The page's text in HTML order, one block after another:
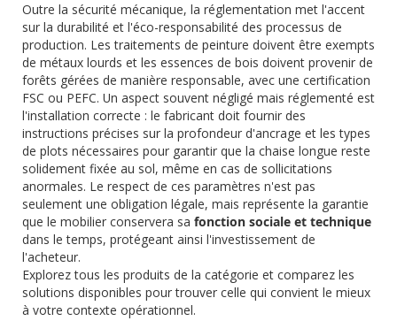
Outre la sécurité mécanique, la réglementation met l'accent
sur la durabilité et l'éco-responsabilité des processus de
production. Les traitements de peinture doivent être exempts
de métaux lourds et les essences de bois doivent provenir de
forêts gérées de manière responsable, avec une certification
FSC ou PEFC. Un aspect souvent négligé mais réglementé est
l'installation correcte : le fabricant doit fournir des
instructions précises sur la profondeur d'ancrage et les types
de plots nécessaires pour garantir que la chaise longue reste
solidement fixée au sol, même en cas de sollicitations
anormales. Le respect de ces paramètres n'est pas
seulement une obligation légale, mais représente la garantie
que le mobilier conservera sa fonction sociale et technique
dans le temps, protégeant ainsi l'investissement de
l'acheteur.
Explorez tous les produits de la catégorie et comparez les
solutions disponibles pour trouver celle qui convient le mieux
à votre contexte opérationnel.